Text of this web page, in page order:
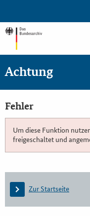
Achtung
Fehler
Um diese Funktion
freigeschaltet und
Zur Startseite